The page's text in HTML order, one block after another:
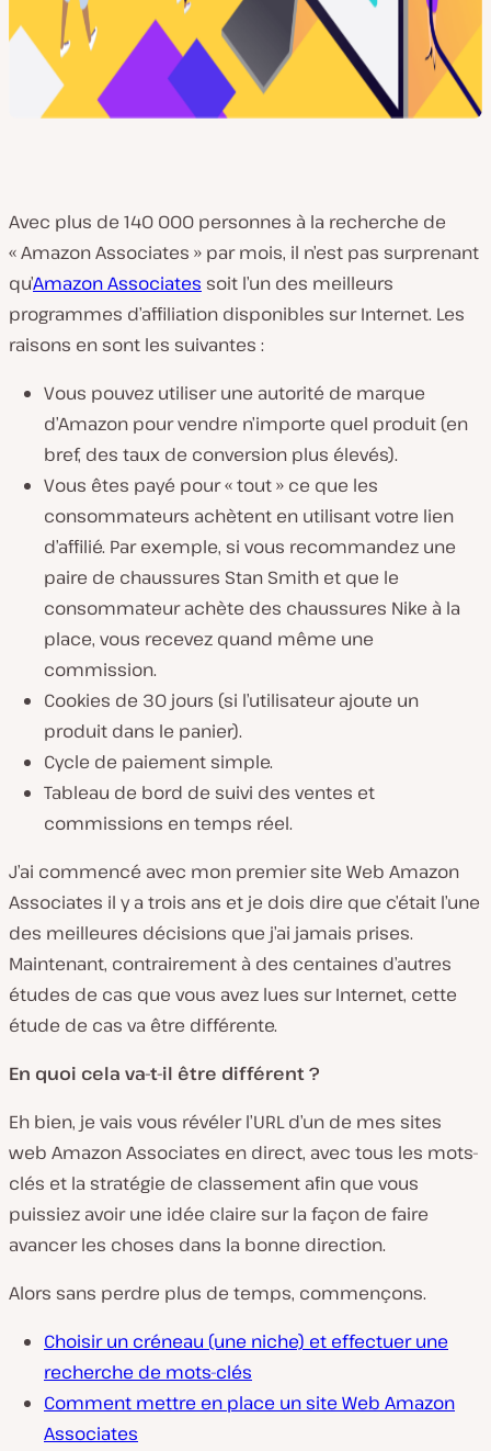
Avec plus de 140 000 personnes à la recherche de
« Amazon Associates » par mois, il n’est pas surprenant
qu’Amazon Associates soit l’un des meilleurs
programmes d’affiliation disponibles sur Internet. Les
raisons en sont les suivantes :
Vous pouvez utiliser une autorité de marque
d’Amazon pour vendre n’importe quel produit (en
bref, des taux de conversion plus élevés).
Vous êtes payé pour « tout » ce que les
consommateurs achètent en utilisant votre lien
d’affilié. Par exemple, si vous recommandez une
paire de chaussures Stan Smith et que le
consommateur achète des chaussures Nike à la
place, vous recevez quand même une
commission.
Cookies de 30 jours (si l’utilisateur ajoute un
produit dans le panier).
Cycle de paiement simple.
Tableau de bord de suivi des ventes et
commissions en temps réel.
J’ai commencé avec mon premier site Web Amazon
Associates il y a trois ans et je dois dire que c’était l’une
des meilleures décisions que j’ai jamais prises.
Maintenant, contrairement à des centaines d’autres
études de cas que vous avez lues sur Internet, cette
étude de cas va être différente.
En quoi cela va-t-il être différent ?
Eh bien, je vais vous révéler l’URL d’un de mes sites
web Amazon Associates en direct, avec tous les mots-
clés et la stratégie de classement afin que vous
puissiez avoir une idée claire sur la façon de faire
avancer les choses dans la bonne direction.
Alors sans perdre plus de temps, commençons.
Choisir un créneau (une niche) et effectuer une
recherche de mots-clés
Comment mettre en place un site Web Amazon
Associates